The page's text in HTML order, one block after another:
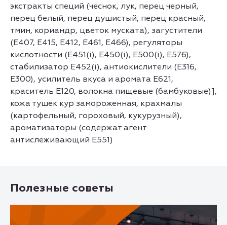
экстракты специй (чеснок, лук, перец черный,
перец белый, перец душистый, перец красный,
тмин, кориандр, цветок муската), загустители
(Е407, Е415, Е412, Е461, Е466), регуляторы
кислотности (Е451(i), Е450(i), Е500(i), Е576),
стабилизатор E452(i), антиокислители (Е316,
Е300), усилитель вкуса и аромата Е621,
краситель Е120, волокна пищевые (бамбуковые)],
кожа тушек кур замороженная, крахмалы
(картофельный, гороховый, кукурузный),
ароматизаторы (содержат агент
антислеживающий Е551)
Полезные советы